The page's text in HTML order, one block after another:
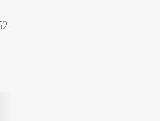
，孔隙率在30%以下，
以上，因而同样的过滤面
制”一样光滑，因而杂
且清洗彻底，清洗效果优